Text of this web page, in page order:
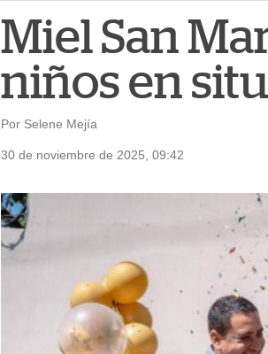
Miel San
niños en
Por Selene Mejía
30 de noviembre de 2025, 09:42